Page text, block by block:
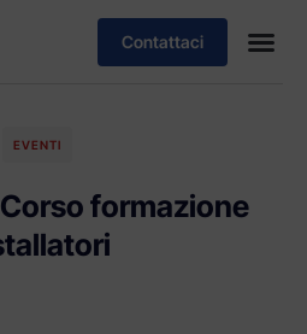
Contattaci
EVENTI
formazione